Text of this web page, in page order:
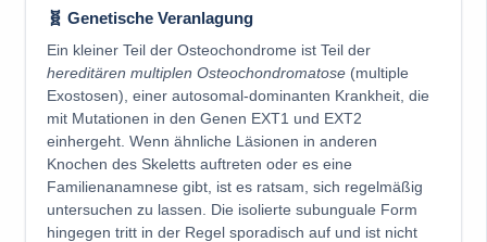
🧬 Genetische Veranlagung
Ein kleiner Teil der Osteochondrome ist Teil der
hereditären multiplen Osteochondromatose(multiple
Exostosen), einer autosomal-dominanten Krankheit, die
mit Mutationen in den Genen EXT1 und EXT2
einhergeht. Wenn ähnliche Läsionen in anderen
Knochen des Skeletts auftreten oder es eine
Familienanamnese gibt, ist es ratsam, sich regelmäßig
untersuchen zu lassen. Die isolierte subunguale Form
hingegen tritt in der Regel sporadisch auf und ist nicht